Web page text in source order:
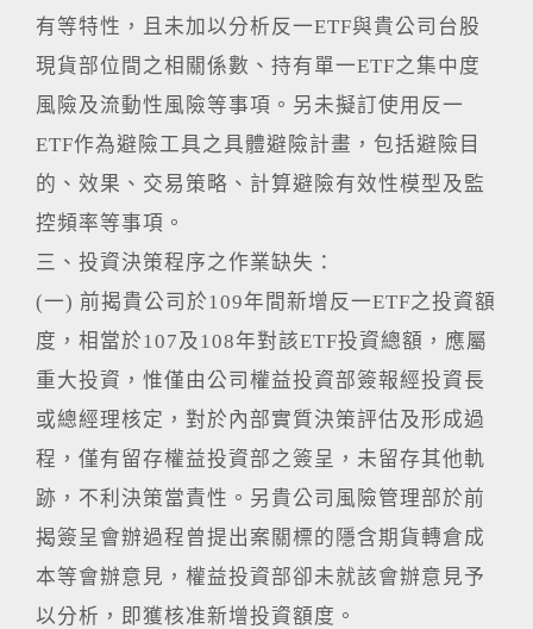
有等特性，且未加以分析反一ETF與貴公司台股
現貨部位間之相關係數、持有單一ETF之集中度
風險及流動性風險等事項。另未擬訂使用反一
ETF作為避險工具之具體避險計畫，包括避險目
的、效果、交易策略、計算避險有效性模型及監
控頻率等事項。
三、投資決策程序之作業缺失：
(一) 前揭貴公司於109年間新增反一ETF之投資額
度，相當於107及108年對該ETF投資總額，應屬
重大投資，惟僅由公司權益投資部簽報經投資長
或總經理核定，對於內部實質決策評估及形成過
程，僅有留存權益投資部之簽呈，未留存其他軌
跡，不利決策當責性。另貴公司風險管理部於前
揭簽呈會辦過程曾提出案關標的隱含期貨轉倉成
本等會辦意見，權益投資部卻未就該會辦意見予
以分析，即獲核准新增投資額度。